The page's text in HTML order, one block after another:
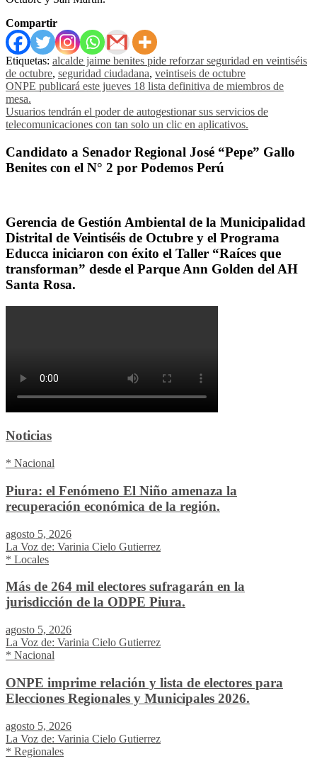
Compartir
Etiquetas: alcalde jaime benites pide reforzar seguridad en veintiséis
de octubre, seguridad ciudadana, veintiseis de octubre
Navegación
de
entradas
ONPE publicará este jueves 18 lista definitiva de miembros de
mesa.
Usuarios tendrán el poder de autogestionar sus servicios de
telecomunicaciones con tan solo un clic en aplicativos.
Candidato a Senador Regional José “Pepe” Gallo
Benites con el N° 2 por Podemos Perú
Gerencia de Gestión Ambiental de la Municipalidad
Distrital de Veintiséis de Octubre y el Programa
Educca iniciaron con éxito el Taller “Raíces que
transforman” desde el Parque Ann Golden del AH
Santa Rosa.
Noticias
* Nacional
Piura: el Fenómeno El Niño amenaza la
recuperación económica de la región.
agosto 5, 2026
La Voz de: Varinia Cielo Gutierrez
* Locales
Más de 264 mil electores sufragarán en la
jurisdicción de la ODPE Piura.
agosto 5, 2026
La Voz de: Varinia Cielo Gutierrez
* Nacional
ONPE imprime relación y lista de electores para
Elecciones Regionales y Municipales 2026.
agosto 5, 2026
La Voz de: Varinia Cielo Gutierrez
* Regionales